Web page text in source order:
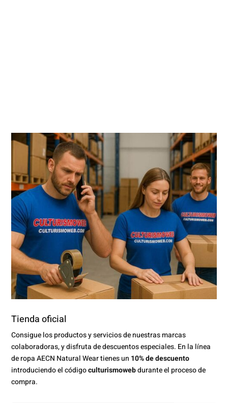
Tienda oficial
Consigue los productos y servicios de nuestras marcas
colaboradoras, y disfruta de descuentos especiales. En la línea
de ropa AECN Natural Wear tienes un 10% de descuento
introduciendo el códigoculturismowebdurante el proceso de
compra.